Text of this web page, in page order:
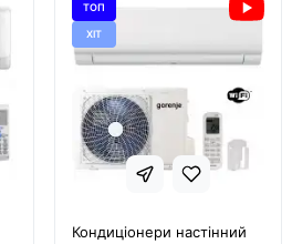
ТОП
ХІТ
Кондиціонери настінний